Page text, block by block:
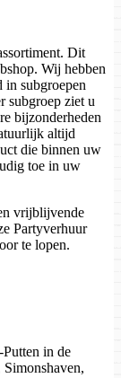
Dit
Wij hebben
in subgroepen
subgroep ziet u
bijzonderheden
altijd
die binnen uw
toe in uw
vrijblijvende
Partyverhuur
te lopen.
in de